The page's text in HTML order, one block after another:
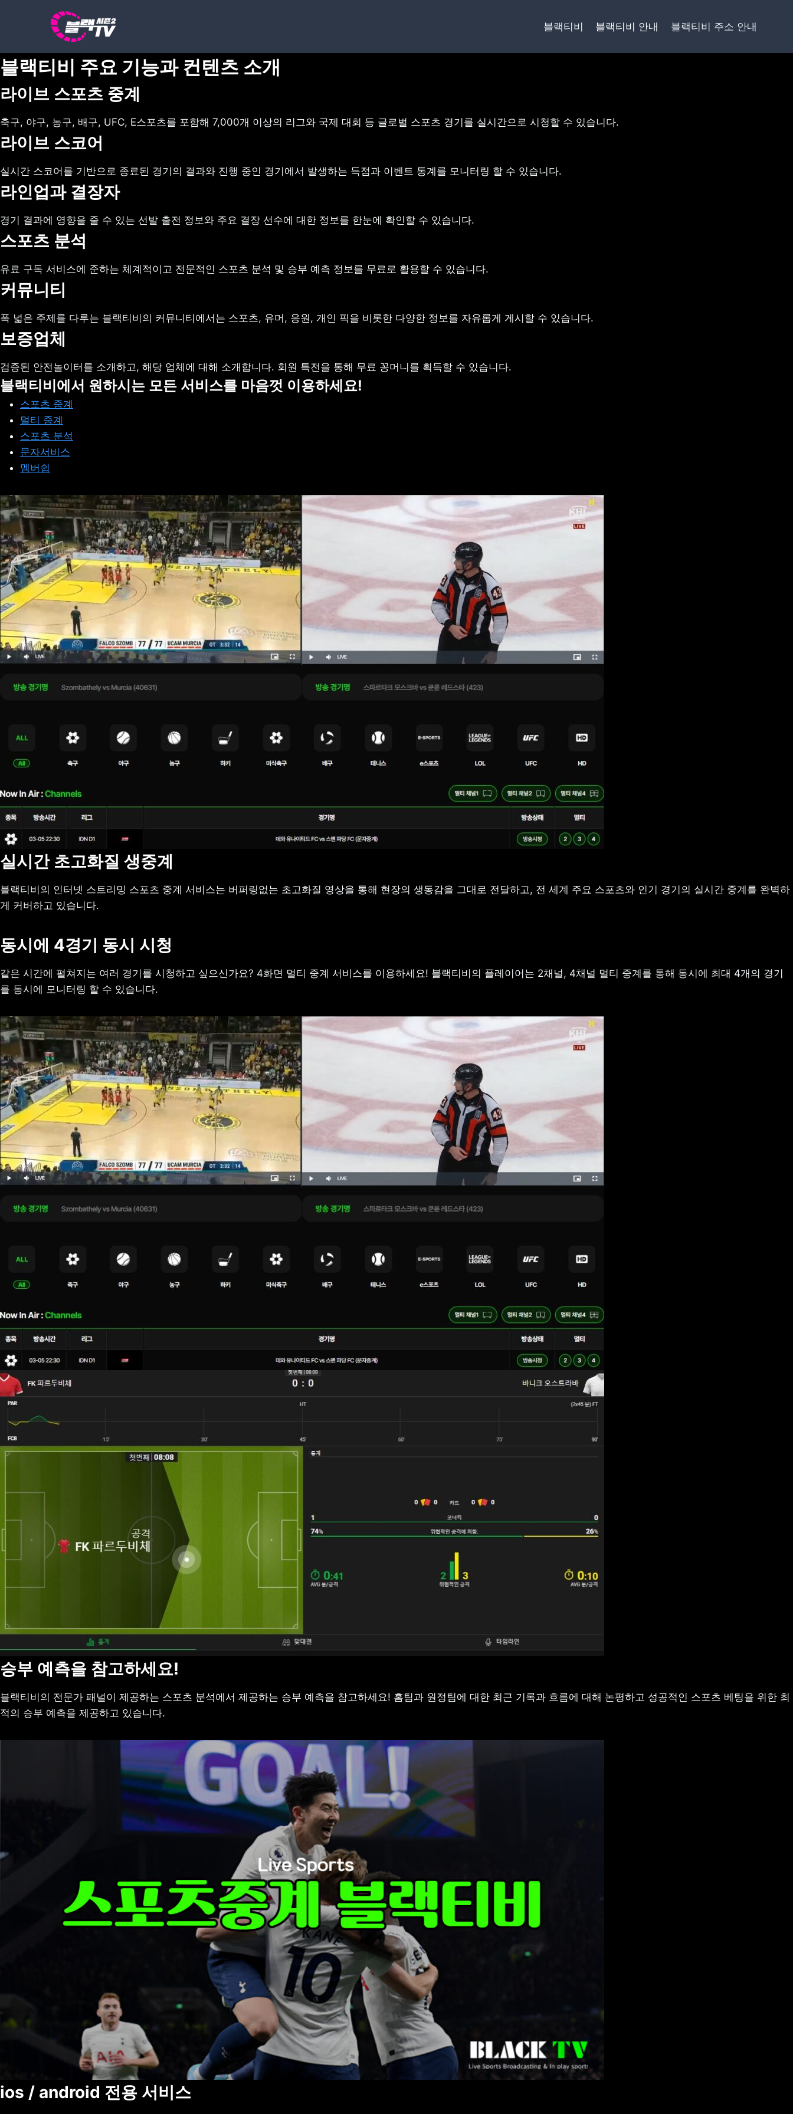
블랙티비 블랙티비 안내 블랙티비 주소 안내
블랙티비 주요 기능과 컨텐츠 소개
라이브 스포츠 중계
축구, 야구, 농구, 배구, UFC, E스포츠를 포함해 7,000개 이상의 리그와 국제 대회 등 글로벌 스포츠 경기를 실시간으로 시청할 수 있습니다.
라이브 스코어
실시간 스코어를 기반으로 종료된 경기의 결과와 진행 중인 경기에서 발생하는 득점과 이벤트 통계를 모니터링 할 수 있습니다.
라인업과 결장자
경기 결과에 영향을 줄 수 있는 선발 출전 정보와 주요 결장 선수에 대한 정보를 한눈에 확인할 수 있습니다.
스포츠 분석
유료 구독 서비스에 준하는 체계적이고 전문적인 스포츠 분석 및 승부 예측 정보를 무료로 활용할 수 있습니다.
커뮤니티
폭 넓은 주제를 다루는 블랙티비의 커뮤니티에서는 스포츠, 유머, 응원, 개인 픽을 비롯한 다양한 정보를 자유롭게 게시할 수 있습니다.
보증업체
검증된 안전놀이터를 소개하고, 해당 업체에 대해 소개합니다. 회원 특전을 통해 무료 꽁머니를 획득할 수 있습니다.
블랙티비에서 원하시는 모든 서비스를 마음껏 이용하세요!
스포츠 중계
멀티 중계
스포츠 분석
문자서비스
멤버쉽
실시간 초고화질 생중계
블랙티비의 인터넷 스트리밍 스포츠 중계 서비스는 버퍼링없는 초고화질 영상을 통해 현장의 생동감을 그대로 전달하고, 전 세계 주요 스포츠와 인기 경기의 실시간 중계를 완벽하
게 커버하고 있습니다.
동시에 4경기 동시 시청
같은 시간에 펼쳐지는 여러 경기를 시청하고 싶으신가요? 4화면 멀티 중계 서비스를 이용하세요! 블랙티비의 플레이어는 2채널, 4채널 멀티 중계를 통해 동시에 최대 4개의 경기
를 동시에 모니터링 할 수 있습니다.
승부 예측을 참고하세요!
블랙티비의 전문가 패널이 제공하는 스포츠 분석에서 제공하는 승부 예측을 참고하세요! 홈팀과 원정팀에 대한 최근 기록과 흐름에 대해 논평하고 성공적인 스포츠 베팅을 위한 최
적의 승부 예측을 제공하고 있습니다.
ios / android 전용 서비스